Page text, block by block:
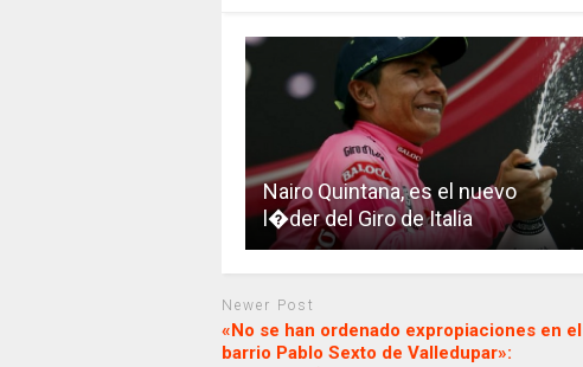
Nairo Quintana, es el nuevo
l�der del Giro de Italia
Newer Post
«No se han ordenado expropiaciones en el
barrio Pablo Sexto de Valledupar»: